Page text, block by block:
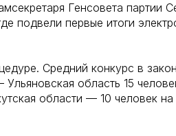
Генсовета партии
подвели первые итоги
Средний конкурс в
область 15
области — 10 человек